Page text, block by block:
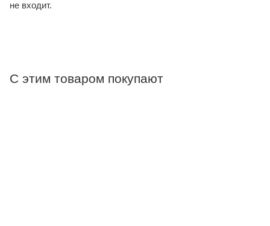
не входит.
С этим товаром покупают